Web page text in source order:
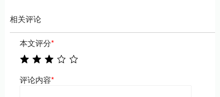
相关评论
本文评分*
评论内容*